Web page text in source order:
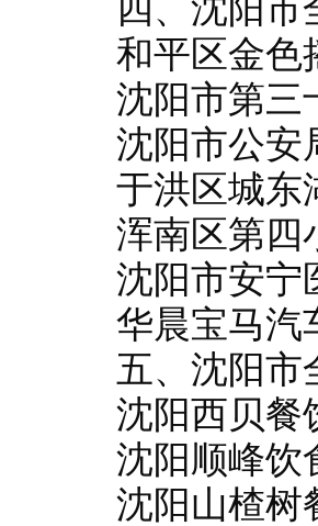
四、沈阳
和平区金色
沈阳市第三
沈阳市公安
于洪区城东
浑南区第四
沈阳市安宁
华晨宝马汽
五、沈阳市
沈阳西贝餐
沈阳顺峰饮
沈阳山楂树